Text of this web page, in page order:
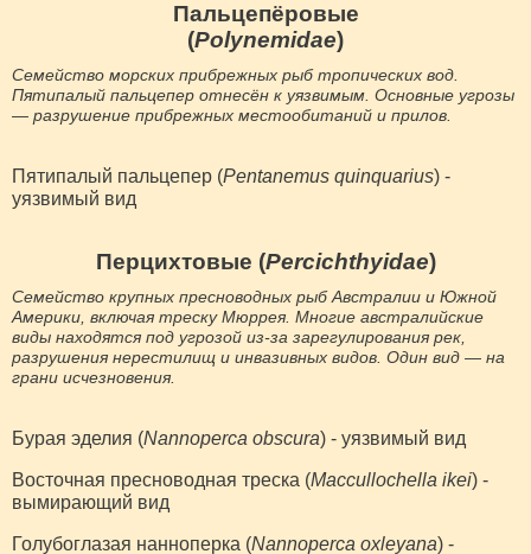
Пальцепёровые
(Polynemidae)
Семейство морских прибрежных рыб тропических вод.
Пятипалый пальцепер отнесён к уязвимым. Основные угрозы
— разрушение прибрежных местообитаний и прилов.
Пятипалый пальцепер (Pentanemus quinquarius) -
уязвимый вид
Перцихтовые (Percichthyidae)
Семейство крупных пресноводных рыб Австралии и Южной
Америки, включая треску Мюррея. Многие австралийские
виды находятся под угрозой из-за зарегулирования рек,
разрушения нерестилищ и инвазивных видов. Один вид — на
грани исчезновения.
Бурая эделия (Nannoperca obscura) - уязвимый вид
Восточная пресноводная треска (Maccullochella ikei) -
вымирающий вид
Голубоглазая нанноперка (Nannoperca oxleyana) -